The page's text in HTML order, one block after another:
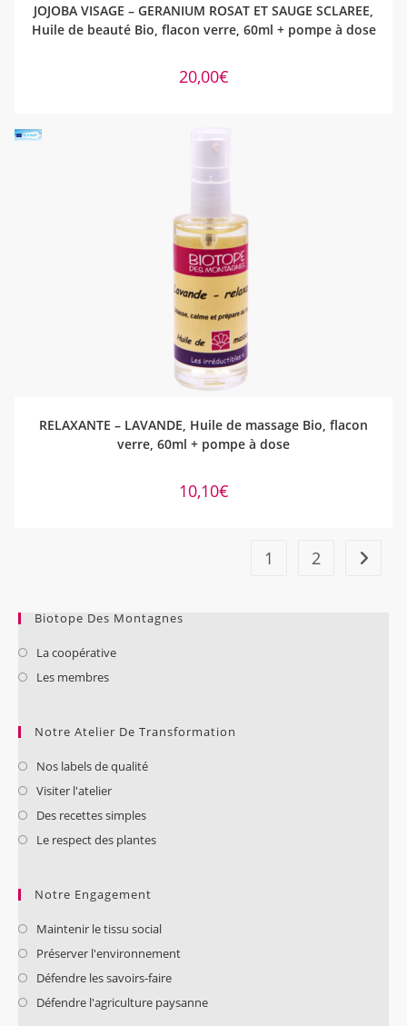
JOJOBA VISAGE – GERANIUM ROSAT ET SAUGE SCLAREE,
Huile de beauté Bio, flacon verre, 60ml + pompe à dose
20,00€
RELAXANTE – LAVANDE, Huile de massage Bio, flacon
verre, 60ml + pompe à dose
10,10€
1 2
Biotope Des Montagnes
La coopérative
Les membres
Notre Atelier De Transformation
Nos labels de qualité
Visiter l'atelier
Des recettes simples
Le respect des plantes
Notre Engagement
Maintenir le tissu social
Préserver l'environnement
Défendre les savoirs-faire
Défendre l'agriculture paysanne